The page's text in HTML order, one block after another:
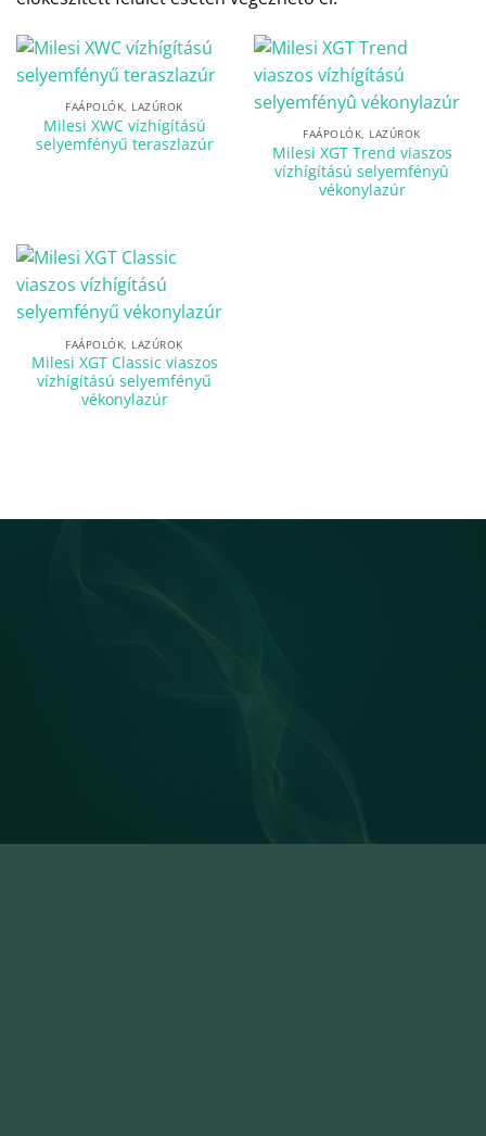
FAÁPOLÓK, LAZÚROK
Milesi XWC vízhígítású
selyemfényű teraszlazúr
FAÁPOLÓK, LAZÚROK
Milesi XGT Trend viaszos
vízhígítású selyemfényû
vékonylazúr
FAÁPOLÓK, LAZÚROK
Milesi XGT Classic viaszos
vízhígítású selyemfényű
vékonylazúr